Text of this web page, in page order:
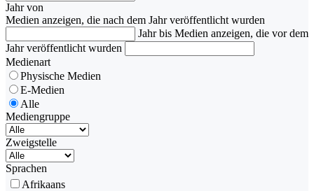
Jahr von
Medien anzeigen, die nach dem Jahr veröffentlicht wurden
Jahr bis Medien anzeigen, die vor dem
Jahr veröffentlicht wurden
Medienart
Physische Medien
E-Medien
Alle
Mediengruppe
Zweigstelle
Sprachen
Afrikaans